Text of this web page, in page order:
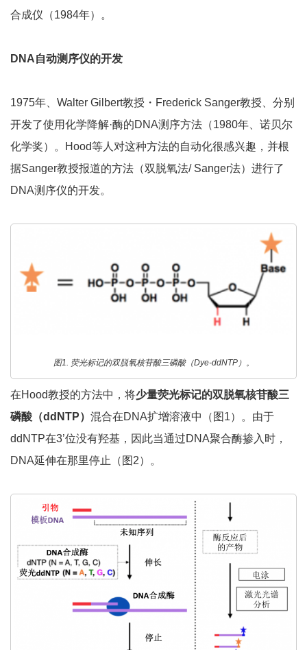
合成仪（1984年）。
DNA自动测序仪的开发
1975年、Walter Gilbert教授・Frederick Sanger教授、分别
开发了使用化学降解·酶的DNA测序方法（1980年、诺贝尔
化学奖）。Hood等人对这种方法的自动化很感兴趣，并根
据Sanger教授报道的方法（双脱氧法/ Sanger法）进行了
DNA测序仪的开发。
图1. 荧光标记的双脱氧核苷酸三磷酸（Dye-ddNTP）。
在Hood教授的方法中，将少量荧光标记的双脱氧核苷酸三
磷酸（ddNTP） 混合在DNA扩增溶液中（图1）。由于
ddNTP在3’位没有羟基，因此当通过DNA聚合酶掺入时，
DNA延伸在那里停止（图2）。